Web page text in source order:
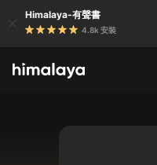
Himalaya-有聲書
4.8k 安裝